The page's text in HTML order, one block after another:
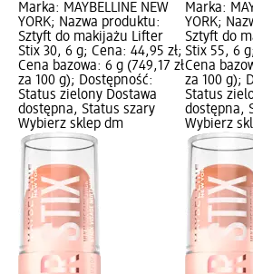
Marka: MAYBELLINE NEW
YORK; Nazwa produktu:
Sztyft do makijażu Lifter
Stix 30, 6 g; Cena: 44,95 zł;
Cena bazowa: 6 g (749,17 zł
za 100 g); Dostępność:
Status zielony Dostawa
dostępna, Status szary
Wybierz sklep dm
Marka:
YORK;
Sztyft do
Stix 55, 6
Cena
za 100 g);
Status
dostępna,
Wybierz